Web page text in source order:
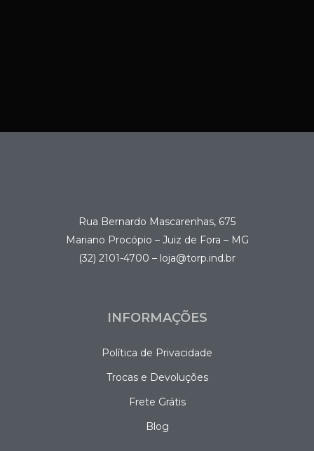
Rua Bernardo Mascarenhas, 675
Mariano Procópio – Juiz de Fora – MG
(32) 2101-4700 – loja@torp.ind.br
INFORMAÇÕES
Política de Privacidade
Trocas e Devoluções
Frete Grátis
Blog